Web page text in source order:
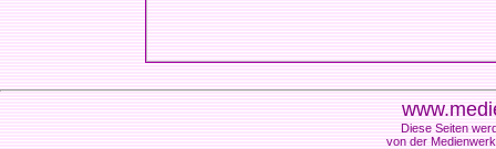
Diese Seiten
von der